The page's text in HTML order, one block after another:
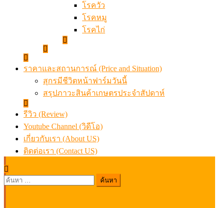
โรควัว
โรคหมู
โรคไก่
ราคาและสถานการณ์ (Price and Situation)
สุกรมีชีวิตหน้าฟาร์มวันนี้
สรุปภาวะสินค้าเกษตรประจำสัปดาห์
รีวิว (Review)
Youtube Channel (วิดีโอ)
เกี่ยวกับเรา (About US)
ติดต่อเรา (Contact US)
ค้นหา